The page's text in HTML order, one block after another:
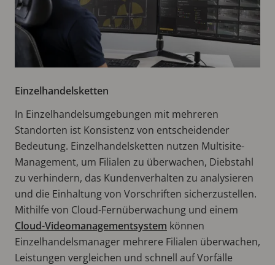
Einzelhandelsketten
In Einzelhandelsumgebungen mit mehreren
Standorten ist Konsistenz von entscheidender
Bedeutung. Einzelhandelsketten nutzen Multisite-
Management, um Filialen zu überwachen, Diebstahl
zu verhindern, das Kundenverhalten zu analysieren
und die Einhaltung von Vorschriften sicherzustellen.
Mithilfe von Cloud-Fernüberwachung und einem
Cloud-Videomanagementsystem können
Einzelhandelsmanager mehrere Filialen überwachen,
Leistungen vergleichen und schnell auf Vorfälle